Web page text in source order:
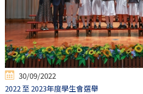
30/09/2022
2022 至 2023年度學生會選舉